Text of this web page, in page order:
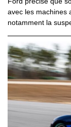
avec les machines
notamment la